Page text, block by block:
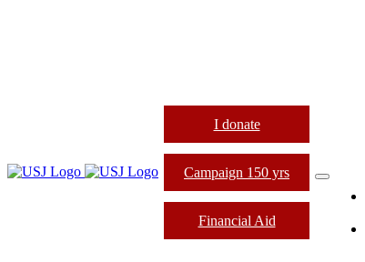
I donate
Campaign 150 yrs
Financial Aid